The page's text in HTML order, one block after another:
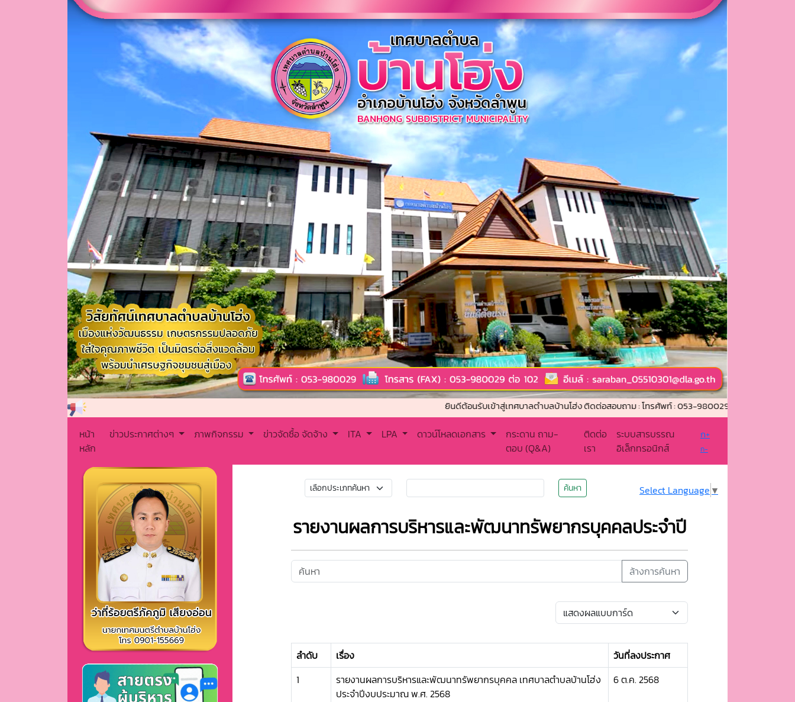
ยินดีต้อนรับเข้าสู่เทศบาลตำบลบ้านโฮ่ง ติดต่อสอบถาม : โทรศัพท์ : 053-980029 โทรสาร (แฟกซ์) : 053-
หน้า
หลัก
ข่าวประกาศต่างๆ ภาพกิจกรรม ข่าวจัดซื้อ จัดจ้าง ITA LPA ดาวน์โหลดเอกสาร
กระดาน ถาม-
ตอบ (Q&A)
ติดต่อ
เรา
ระบบสารบรรณ
อิเล็กทรอนิกส์
ก+
ก-
ค้นหา Select Language ▼
รายงานผลการบริหารและพัฒนาทรัพยากรบุคคลประจำปี
ล้างการค้นหา
ลำดับ เรื่อง
วันที่ลงประกาศ
1
รายงานผลการบริหารและพัฒนาทรัพยากรบุคคล เทศบาลตำบลบ้านโฮ่ง
ประจำปีงบประมาณ พ.ศ. 2568
6 ต.ค. 2568